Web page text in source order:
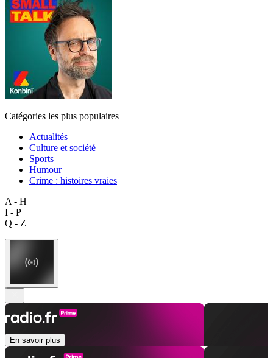
Catégories les plus populaires
Actualités
Culture et société
Sports
Humour
Crime : histoires vraies
A - H
I - P
Q - Z
En savoir plus